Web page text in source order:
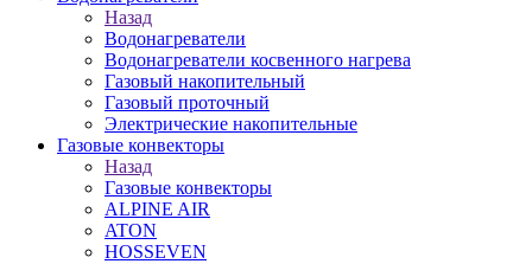
Назад
Водонагреватели
Водонагреватели косвенного нагрева
Газовый накопительный
Газовый проточный
Электрические накопительные
Газовые конвекторы
Назад
Газовые конвекторы
ALPINE AIR
ATON
HOSSEVEN